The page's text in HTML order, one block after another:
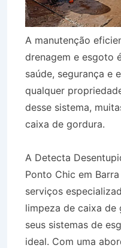
A manutenção
drenagem e esgoto
saúde, segurança e
qualquer
desse sistema,
caixa de gordura.
A Detecta
Ponto Chic em
serviços
limpeza de caixa de
seus sistemas de
ideal. Com uma